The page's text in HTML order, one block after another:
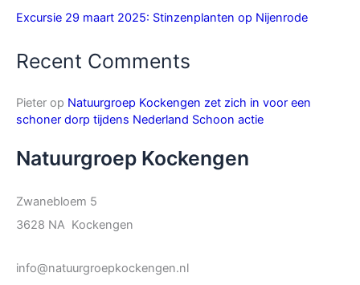
Excursie 29 maart 2025: Stinzenplanten op Nijenrode
Recent Comments
Pieter op Natuurgroep Kockengen zet zich in voor een
schoner dorp tijdens Nederland Schoon actie
Natuurgroep Kockengen
Zwanebloem 5
3628 NA Kockengen
info@natuurgroepkockengen.nl